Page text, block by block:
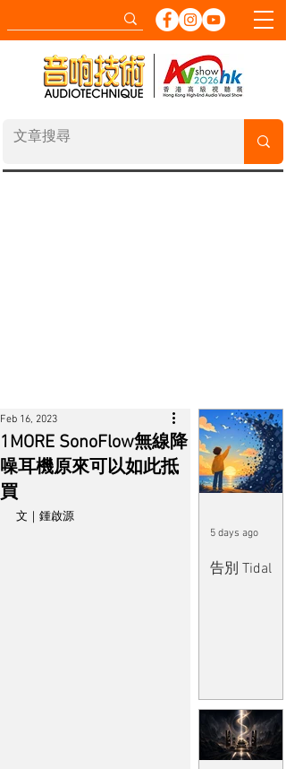
1MORE SonoFlow無線降
噪耳機原來可以如此抵
買
Feb 16, 2023
文｜鍾啟源
告別 Tidal
5 days ago